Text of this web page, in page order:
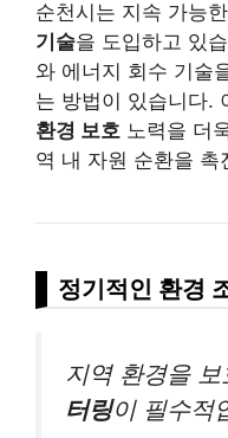
순천시는 지속 가능
기술을 도입하고 있
와 에너지 회수 기술
는 방법이 있습니다.
환경 보호 노력을 더
역 내 자원 순환을 촉
정기적인 환경
지역 환경을
터링이 필수적